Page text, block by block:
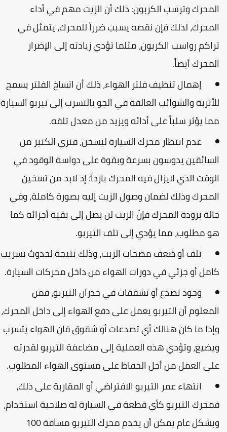
وترسب الكربون: ذلك أن الزيت مهم في أداء
لذلك فإن نقصه يسبب ضرراً للمحرك، يتمثل في
رواسب الكربون، مثلما تؤدي زيادته إلى الإضرار
أيضاً.
إهمال تنظيف فلتر الهواء، ذلك أن اتساخ الفلتر يسمح
والشوائب العالقة في الجو بالتسرب إلى تيربو السيارة
يؤثر سلباً على أدائه ويزيد من معدل تلفه.
عدم انتظار محرك السيارة ليسخن، فترى الكثير من
يدوسون بسرعة وبقوة على دواسة الوقود في
الذي لايزال فيه المحرك بارداً؛ إذ لابد من تسخين
وذلك لضمان وصول الزيت إليه بصورة كاملة، وفي
برودة المحرك فإنّ الزيت لن يصل إلى بقية أجزائه كما
مطلوب، مما يؤدي إلى تلف التيربو.
تلف أو ضعف مضخات الزيت، وذلك نتيجة لحدوث تسريب
أو جزئي في دورات الهواء من داخل محركات السيارة.
وجود تصدع أو تشققات في جدران التيربو، فمن
أن التيربو يعمل على دفع الهواء إلى داخل المحرك،
ما كان هنالك أي تصدعات أو شقوق فان الهواء يتسرب
وتؤدي هذه العملية إلى مضاعفة التيربو لقدرته
العمل من أجل الحفاظ على مستوى الهواء المطلوب.
انتهاء عمر التيربو الافتراضي أو المقاربة على ذلك،
التيربو كأي قطعة في السيارة له صلاحية استخدام،
وبشكل عام يمكن أن يخدم محرك التيربو مسافة 100